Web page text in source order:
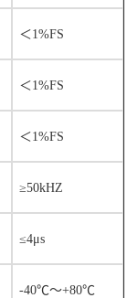
＜1%FS
＜1%FS
＜1%FS
≥50kHZ
≤4μs
-40℃～+80℃